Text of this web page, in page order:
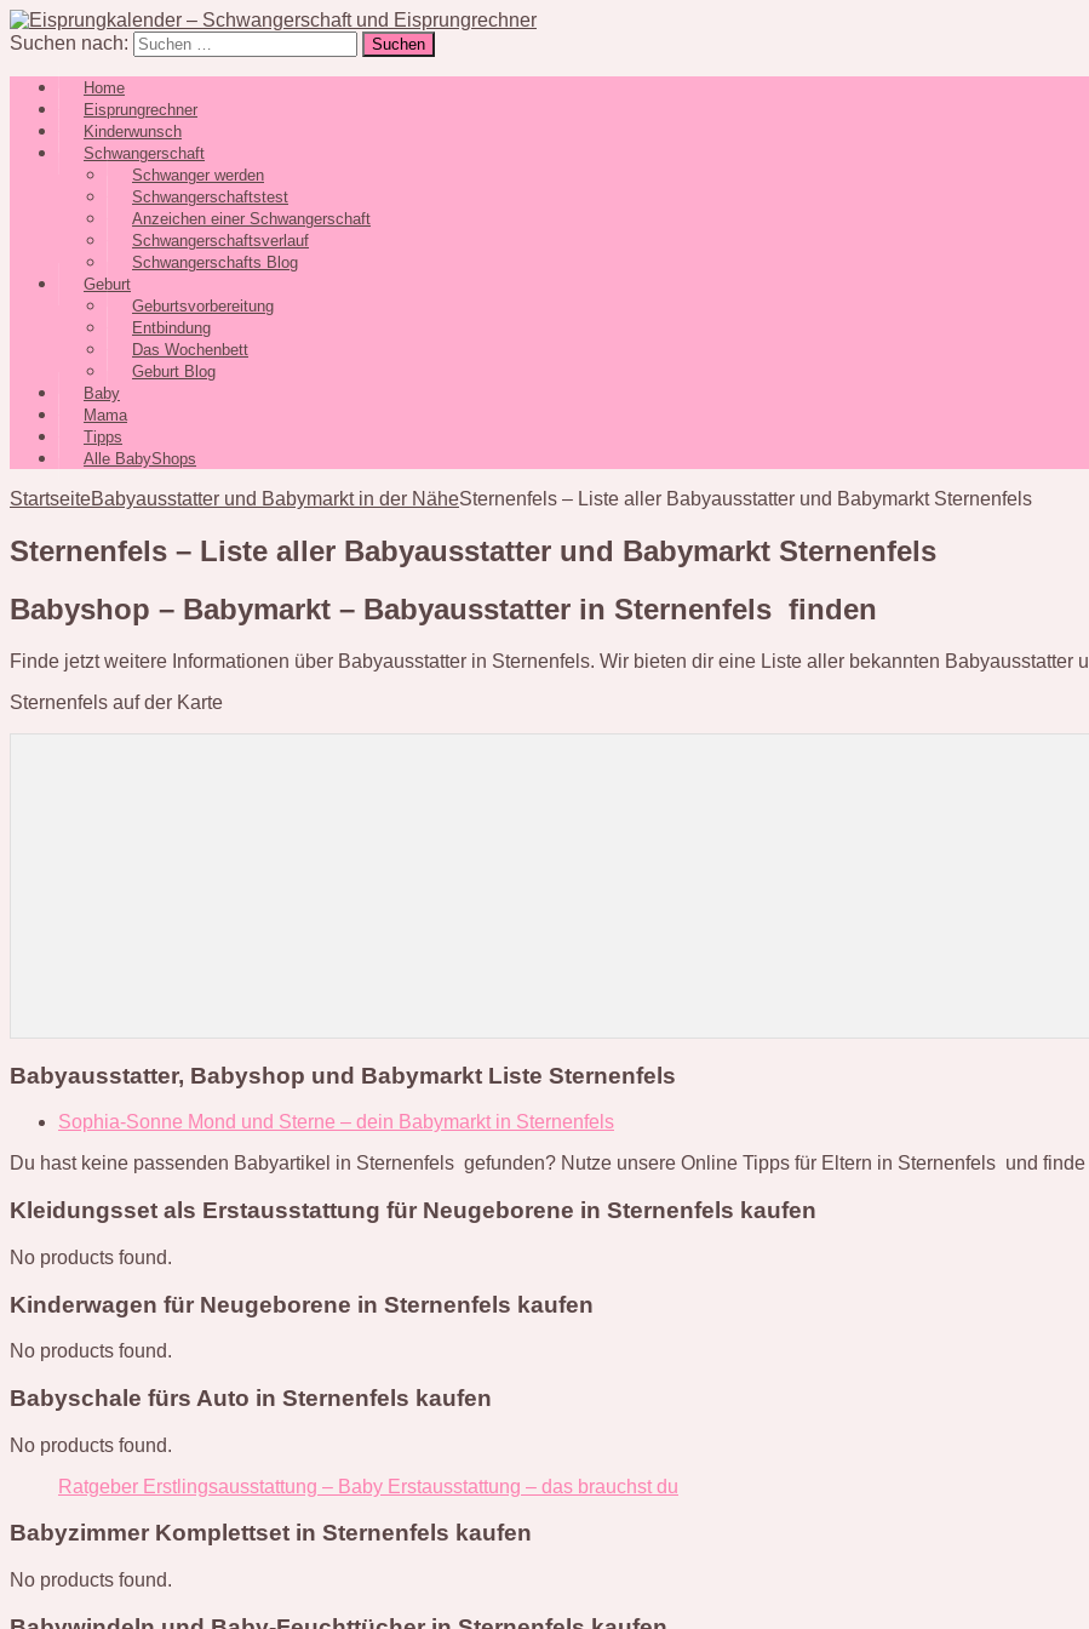
Suchen nach:
Home
Eisprungrechner
Kinderwunsch
Schwangerschaft
Schwanger werden
Schwangerschaftstest
Anzeichen einer Schwangerschaft
Schwangerschaftsverlauf
Schwangerschafts Blog
Geburt
Geburtsvorbereitung
Entbindung
Das Wochenbett
Geburt Blog
Baby
Mama
Tipps
Alle BabyShops
StartseiteBabyausstatter und Babymarkt in der NäheSternenfels – Liste aller Babyausstatter und Babymarkt Sternenfels
Sternenfels – Liste aller Babyausstatter und Babymarkt Sternenfels
Babyshop – Babymarkt – Babyausstatter in Sternenfels finden
Finde jetzt weitere Informationen über Babyausstatter in Sternenfels. Wir bieten dir eine Liste aller bekannten Babyausstatter
Sternenfels auf der Karte
Babyausstatter, Babyshop und Babymarkt Liste Sternenfels
Sophia-Sonne Mond und Sterne – dein Babymarkt in Sternenfels
Du hast keine passenden Babyartikel in Sternenfels gefunden? Nutze unsere Online Tipps für Eltern in Sternenfels und
Kleidungsset als Erstausstattung für Neugeborene in Sternenfels kaufen
No products found.
Kinderwagen für Neugeborene in Sternenfels kaufen
No products found.
Babyschale fürs Auto in Sternenfels kaufen
No products found.
Ratgeber Erstlingsausstattung – Baby Erstausstattung – das brauchst du
Babyzimmer Komplettset in Sternenfels kaufen
No products found.